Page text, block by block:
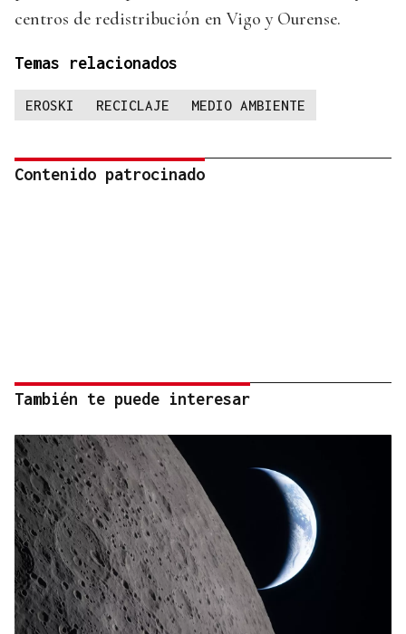
centros de redistribución en Vigo y Ourense.
Temas relacionados
EROSKI RECICLAJE MEDIO AMBIENTE
Contenido patrocinado
También te puede interesar